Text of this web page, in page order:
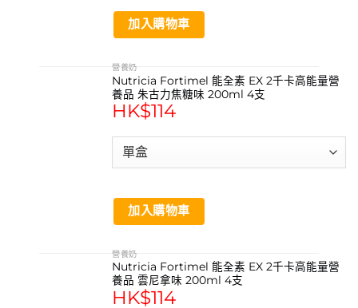
加入購物車
營養奶
Nutricia Fortimel 能全素 EX 2千卡高能量營
養品 朱古力焦糖味 200ml 4支
HK$114
加入購物車
營養奶
Nutricia Fortimel 能全素 EX 2千卡高能量營
養品 雲尼拿味 200ml 4支
HK$114